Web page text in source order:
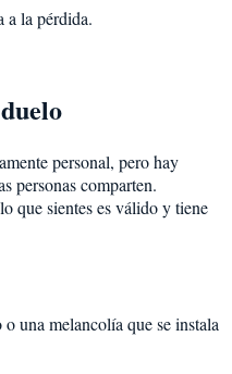
a la pérdida.
personal, pero hay
personas comparten.
que sientes es válido y tiene
una melancolía que se instala